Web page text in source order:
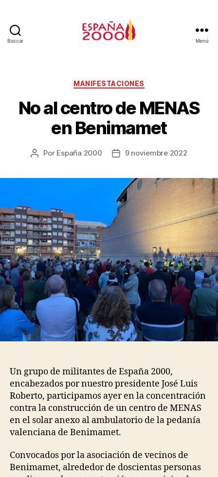
Buscar Menú
MANIFESTACIONES
No al centro de MENAS
en Benimamet
Por España 2000 9 noviembre 2022
Un grupo de militantes de España 2000,
encabezados por nuestro presidente José Luis
Roberto, participamos ayer en la concentración
contra la construcción de un centro de MENAS
en el solar anexo al ambulatorio de la pedanía
valenciana de Benimamet.
Convocados por la asociación de vecinos de
Benimamet, alrededor de doscientas personas